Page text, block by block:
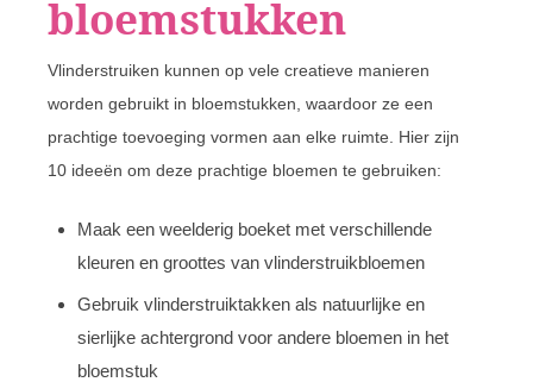
bloemstukken
Vlinderstruiken kunnen op vele creatieve manieren
worden gebruikt in bloemstukken, waardoor ze een
prachtige toevoeging vormen aan elke ruimte. Hier zijn
10 ideeën om deze prachtige bloemen te gebruiken:
Maak een weelderig boeket met verschillende
kleuren en groottes van vlinderstruikbloemen
Gebruik vlinderstruiktakken als natuurlijke en
sierlijke achtergrond voor andere bloemen in het
bloemstuk